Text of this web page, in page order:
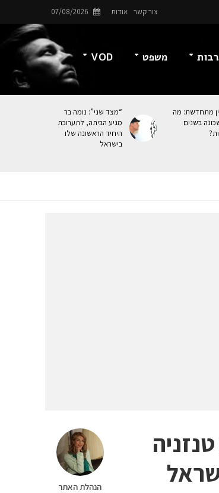
צור קשר אודות 07/08/2026
משפט VOD
מתחדשת: מה
בשנים
“מצד שני”: נומה בר
מגיע הביתה, לתערוכת
היחיד הראשונה שלו
בישראל
הנהלת האתר